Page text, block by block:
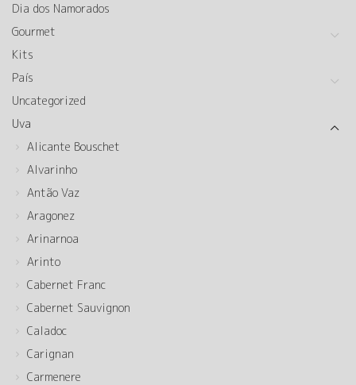
Dia dos Namorados
Gourmet
Kits
País
Uncategorized
Uva
Alicante Bouschet
Alvarinho
Antão Vaz
Aragonez
Arinarnoa
Arinto
Cabernet Franc
Cabernet Sauvignon
Caladoc
Carignan
Carmenere